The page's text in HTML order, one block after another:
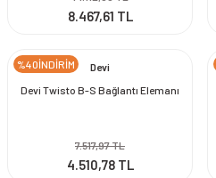
8.467,61 TL
%40İNDİRİM
Devi
Devi Twisto B-S Bağlantı Elemanı
7.517,97 TL
4.510,78 TL